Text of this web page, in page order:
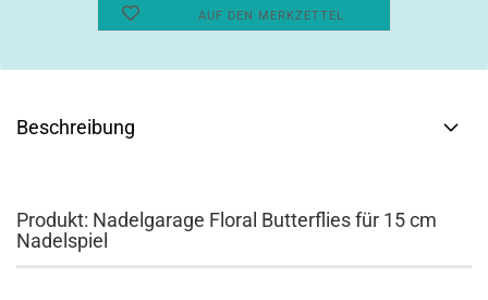
AUF DEN MERKZETTEL
Beschreibung
Produkt: Nadelgarage Floral Butterflies für 15 cm
Nadelspiel